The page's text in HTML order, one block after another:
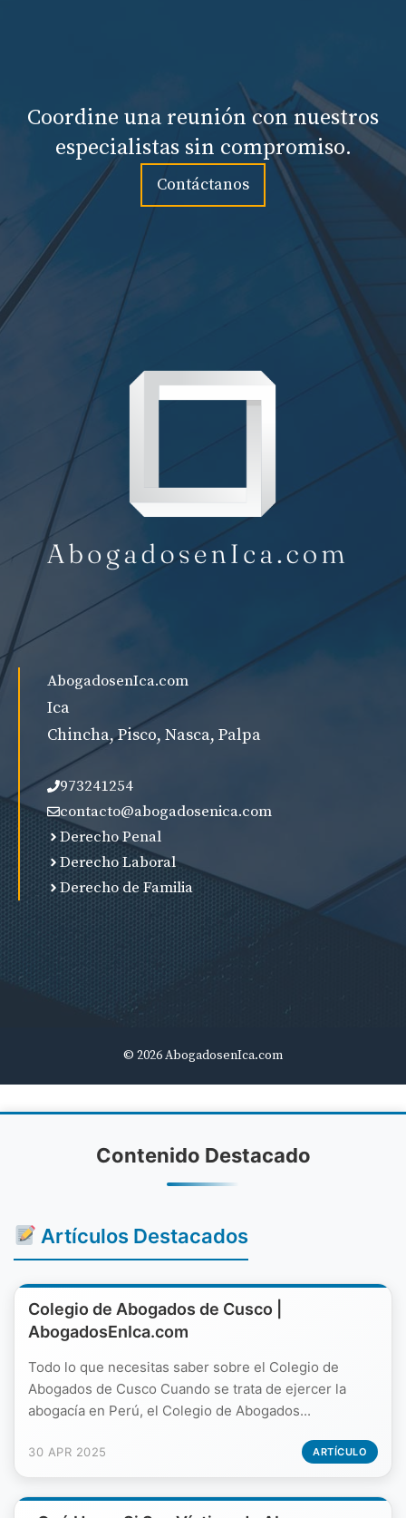
Coordine una reunión con nuestros
especialistas sin compromiso.
Contáctanos
AbogadosenIca.com
Ica
Chincha, Pisco, Nasca, Palpa
973241254
contacto@abogadosenica.com
Derecho Penal
Derecho Laboral
Derecho de Familia
© 2026 AbogadosenIca.com
Contenido Destacado
Artículos Destacados
Colegio de Abogados de Cusco |
AbogadosEnIca.com
Todo lo que necesitas saber sobre el Colegio de
Abogados de Cusco Cuando se trata de ejercer la
abogacía en Perú, el Colegio de Abogados...
30 APR 2025 ARTÍCULO